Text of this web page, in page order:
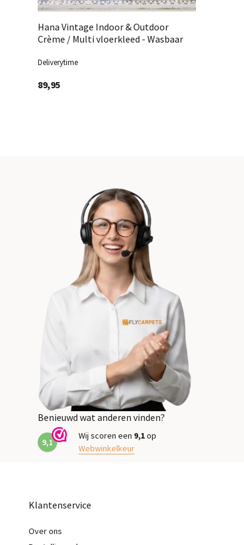
Hana Vintage Indoor & Outdoor
Crème / Multi vloerkleed - Wasbaar
Deliverytime
89,95
Benieuwd wat anderen vinden?
9,1
Wij scoren een 9,1op
Webwinkelkeur
Klantenservice
Over ons